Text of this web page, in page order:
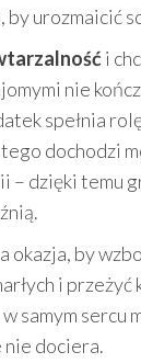
by urozmaicić
i
nie
spełnia
tego dochodzi
– dzięki temu
okazja, by
i
w samym sercu
nie dociera.